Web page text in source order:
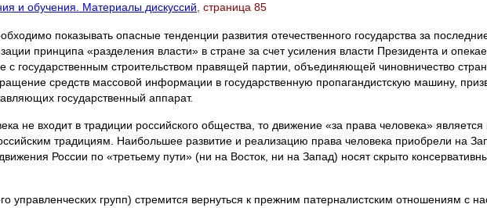
и обучения. Материалы дискуссий , страница 85
показывать опасные тенденции развития отечественного государства за
принципа «разделения власти» в стране за счет усиления власти Президента и
с государственным строительством правящей партии, объединяющей чиновничество
средств массовой информации в государственную пропагандистскую машину,
государственный аппарат.
не входит в традиции российского общества, то движение «за права человека»
традициям. Наибольшее развитие и реализацию права человека приобрели на
России по «третьему пути» (ни на Восток, ни на Запад) носят скрыто
управленческих групп) стремится вернуться к прежним патерналистским отношениям с